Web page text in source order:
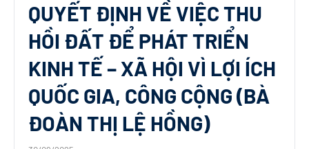
QUYẾT ĐỊNH VỀ VIỆC THU
HỒI ĐẤT ĐỂ PHÁT TRIỂN
KINH TẾ – XÃ HỘI VÌ LỢI ÍCH
QUỐC GIA, CÔNG CỘNG (BÀ
ĐOÀN THỊ LỆ HỒNG)